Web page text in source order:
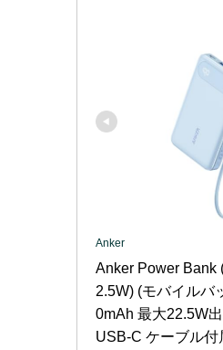
Anker
Anker Power Bank
2.5W) (モバイルバ
0mAh 最大22.5W
USB-C ケーブル付